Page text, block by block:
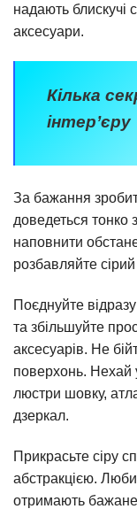
надають блискучі
аксесуари.
Кілька
інтер’єру
За бажання
доведеться тонко
наповнити
розбавляйте
Поєднуйте відразу
та збільшуйте
аксесуарів. Не
поверхонь. Нехай
люстри шовку,
дзеркал.
Прикрасьте сіру
абстракцією.
отримають